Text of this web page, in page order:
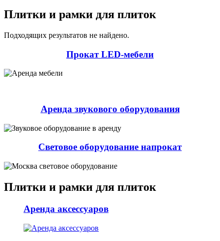
Плитки и рамки для плиток
Подходящих результатов не найдено.
Прокат LED-мебели
Аренда звукового оборудования
Световое оборудование напрокат
Плитки и рамки для плиток
Аренда аксессуаров